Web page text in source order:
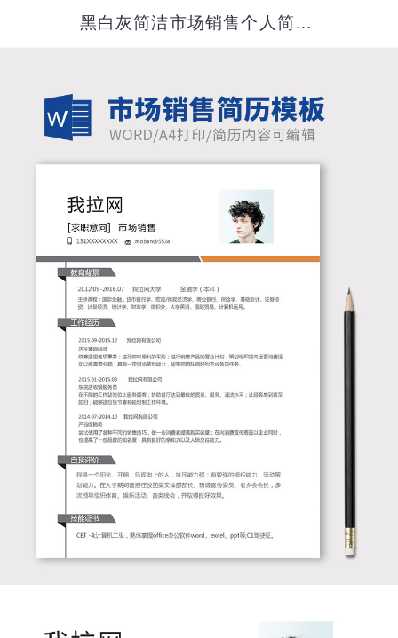
黑白灰简洁市场销售个人简历模板